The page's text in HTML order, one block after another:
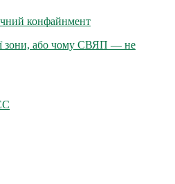
конфайнмент
зони, або чому СВЯП — не